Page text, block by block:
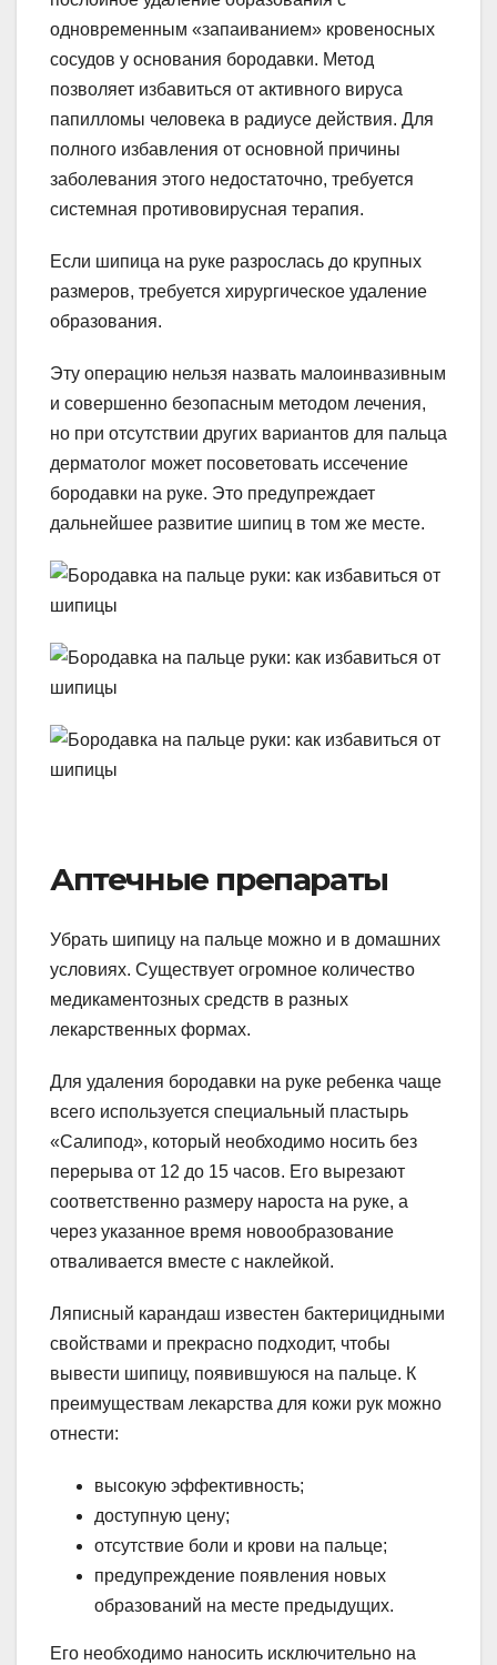
одновременным «запаиванием» кровеносных
сосудов у основания бородавки. Метод
позволяет избавиться от активного вируса
папилломы человека в радиусе действия. Для
полного избавления от основной причины
заболевания этого недостаточно, требуется
системная противовирусная терапия.
Если шипица на руке разрослась до крупных
размеров, требуется хирургическое удаление
образования.
Эту операцию нельзя назвать малоинвазивным
и совершенно безопасным методом лечения,
но при отсутствии других вариантов для пальца
дерматолог может посоветовать иссечение
бородавки на руке. Это предупреждает
дальнейшее развитие шипиц в том же месте.
Аптечные препараты
Убрать шипицу на пальце можно и в домашних
условиях. Существует огромное количество
медикаментозных средств в разных
лекарственных формах.
Для удаления бородавки на руке ребенка чаще
всего используется специальный пластырь
«Салипод», который необходимо носить без
перерыва от 12 до 15 часов. Его вырезают
соответственно размеру нароста на руке, а
через указанное время новообразование
отваливается вместе с наклейкой.
Ляписный карандаш известен бактерицидными
свойствами и прекрасно подходит, чтобы
вывести шипицу, появившуюся на пальце. К
преимуществам лекарства для кожи рук можно
отнести:
высокую эффективность;
доступную цену;
отсутствие боли и крови на пальце;
предупреждение появления новых
образований на месте предыдущих.
Его необходимо наносить исключительно на